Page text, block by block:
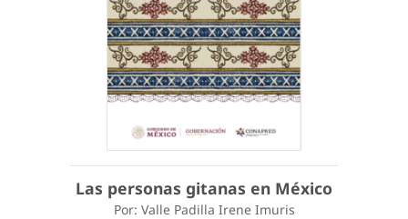
Las personas gitanas en México
Por: Valle Padilla Irene Imuris